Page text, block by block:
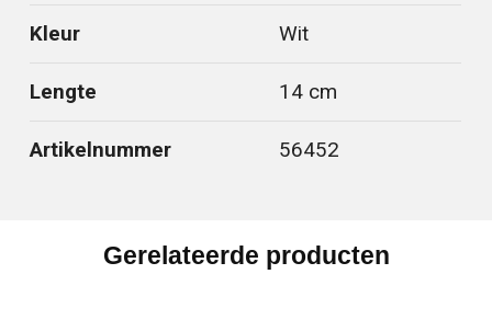
Kleur Wit
Lengte 14 cm
Artikelnummer 56452
Gerelateerde producten